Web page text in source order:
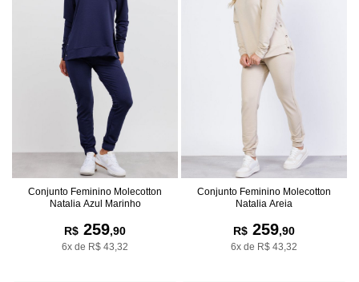
Conjunto Feminino Molecotton
Natalia Azul Marinho
R$ 259,90
6x de R$ 43,32
Conjunto Feminino Molecotton
Natalia Areia
R$ 259,90
6x de R$ 43,32